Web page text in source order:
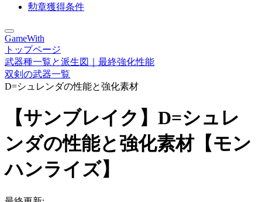
勲章獲得条件
GameWith
トップページ
武器種一覧と派生図｜最終強化性能
双剣の武器一覧
D=シュレンダの性能と強化素材
【サンブレイク】D=シュレ
ンダの性能と強化素材【モン
ハンライズ】